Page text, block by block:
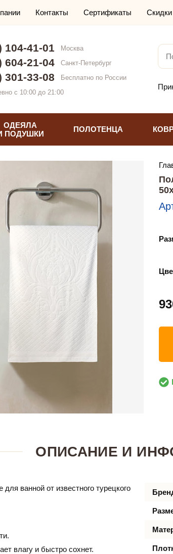
Контакты Сертификаты Скидки
104-41-01 Москва
604-21-04 Санкт-Петербург
301-33-08
Бесплатно по России
с 10:00 до 21:00
ОДЕЯЛА
ПОДУШКИ
ПОЛОТЕНЦА
ОПИСАНИЕ И
ванной от известного турецкого
влагу и быстро сохнет.